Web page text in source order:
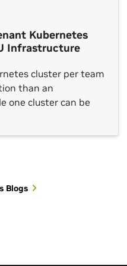
Kubernetes
Infrastructure
cluster per team
than an
one cluster can be
Blogs